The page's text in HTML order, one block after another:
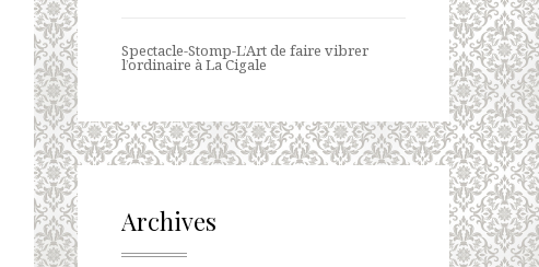
Spectacle-Stomp-L’Art de faire vibrer
l’ordinaire à La Cigale
Archives